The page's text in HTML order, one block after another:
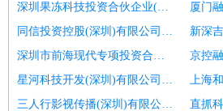
深圳果冻科技投资合伙企业(有限合伙)招聘大客户经理
同信投资控股(深圳)有限公司招聘东营市招聘客户经理
深圳市前海现代专项投资合伙企业(有限合伙)招聘客户经理
星河科技开发(深圳)有限公司招聘行业客户经理
三人行影视传播(深圳)有限公司招聘bd经理